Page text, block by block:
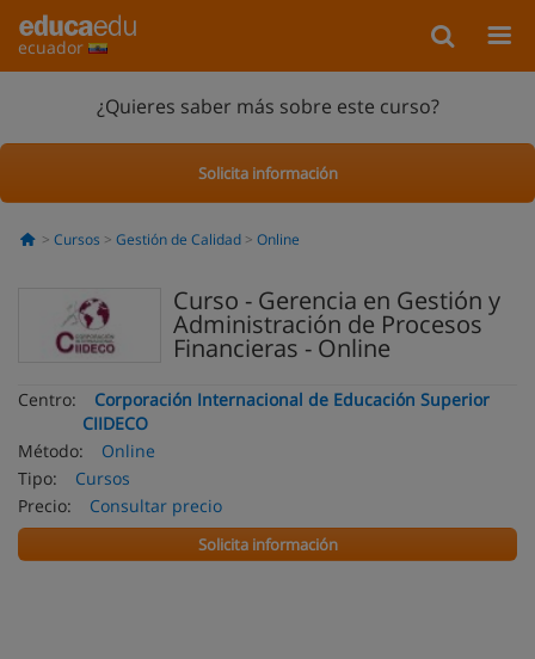
ecuador
¿Quieres saber más sobre este curso?
Solicita información
Cursos Gestión de Calidad Online
Curso - Gerencia en Gestión y
Administración de Procesos
Financieras - Online
Centro:
Corporación Internacional de Educación Superior
CIIDECO
Método:
Online
Tipo:
Cursos
Precio:
Consultar precio
Solicita información